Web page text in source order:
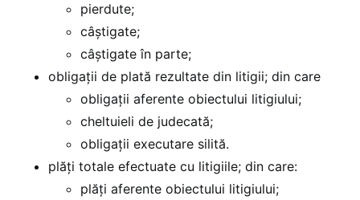
pierdute;
câștigate;
câștigate în parte;
obligații de plată rezultate din litigii; din care
obligații aferente obiectului litigiului;
cheltuieli de judecată;
obligații executare silită.
plăți totale efectuate cu litigiile; din care:
plăți aferente obiectului litigiului;